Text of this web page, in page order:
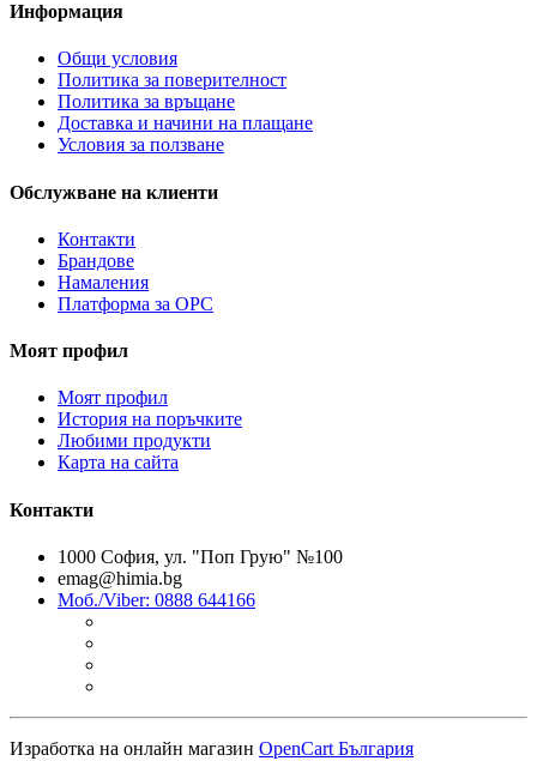
Информация
Общи условия
Политика за поверителност
Политика за връщане
Доставка и начини на плащане
Условия за ползване
Обслужване на клиенти
Контакти
Брандове
Намаления
Платформа за ОРС
Моят профил
Моят профил
История на поръчките
Любими продукти
Карта на сайта
Контакти
1000 София, ул. "Поп Грую" №100
emag@himia.bg
Моб./Viber: 0888 644166
Изработка на онлайн магазин OpenCart България